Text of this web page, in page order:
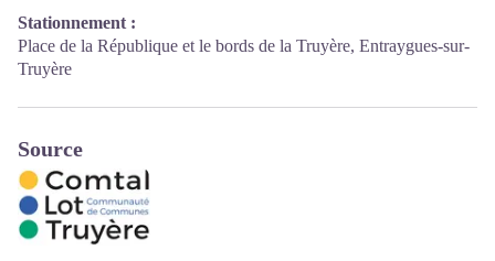
Stationnement :
Place de la République et le bords de la Truyère, Entraygues-sur-
Truyère
Source